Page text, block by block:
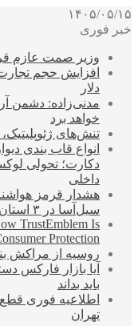
۱۴۰۵/۰۵/۱۵
خبر فوری
وزیر صمت عازم
دلار
مدنی‌زاده: دشمن
خواهد برد
تنش‌های
انواع قاب بندی
دکارت؛ تحولی
داخلی
سیل‌آسا در ۳ استان
TrustEmblem Is
Protection
روسیه از مراکش
آیا بازار فارکس
باید بداند
اطلاعیه فوری
تهران